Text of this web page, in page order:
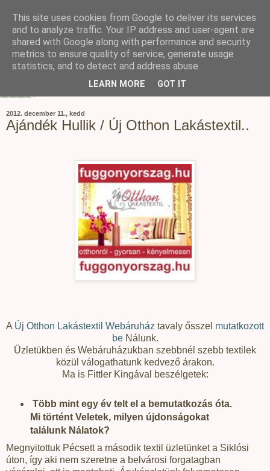
2012. december 11., kedd
Ajándék Hullik / Új Otthon Lakástextil..
A Új Otthon Lakástextil Webáruház tavaly ősszel mutatkozott
beNálunk.
Üzletükben és Webáruházukban szebbnél szebb textilek
közül válogathatunk kedvező árakon.
Ma is Fittler Kingával beszélgetek:
Több mint egy év telt el a bemutatkozás óta.
Mi történt Veletek, milyen újdonságokat
találunk Nálatok?
Megnyitottuk Pécsett a második textil üzletünket a Siklósi
úton, így aki nem szeretne a belvárosi forgatagban
This site uses cookies from Google to deliver its services
and to analyze traffic. Your IP address and user-agent are
shared with Google along with performance and security
metrics to ensure quality of service, generate usage
statistics, and to detect and address abuse.
LEARN MORE GOT IT